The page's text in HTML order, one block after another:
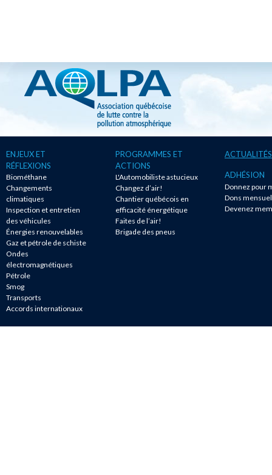
ENJEUX ET
RÉFLEXIONS
Biométhane
Changements
climatiques
Inspection et entretien
des véhicules
Énergies renouvelables
Gaz et pétrole de schiste
Ondes
électromagnétiques
Pétrole
Smog
Transports
Accords internationaux
PROGRAMMES ET
ACTIONS
L'Automobiliste astucieux
Changez d’air!
Chantier québécois en
efficacité énergétique
Faites de l’air!
Brigade des pneus
ACTUALITÉS
ADHÉSION
Donnez pour
Dons
Devenez